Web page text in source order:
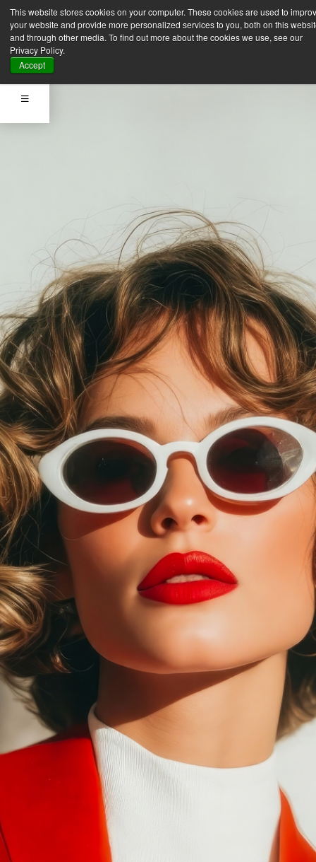
This website stores cookies on your computer. These cookies are used to
your website and provide more personalized services to you, both on this
and through other media. To find out more about the cookies we use, see our
Privacy Policy.
Accept